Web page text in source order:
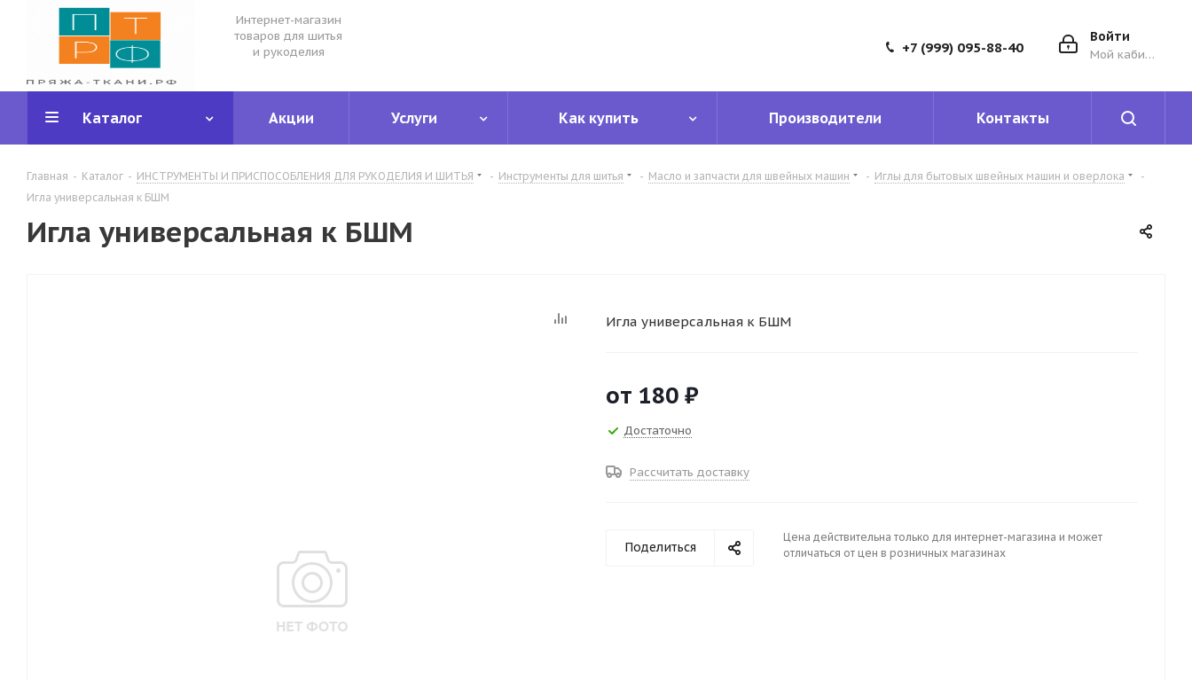
Интернет-магазин
товаров для шитья
и рукоделия
Войти
Мой кабинет
+7 (999) 095-88-40
Каталог Акции Услуги Как купить Производители Контакты
Главная - Каталог - ИНСТРУМЕНТЫ И ПРИСПОСОБЛЕНИЯ ДЛЯ РУКОДЕЛИЯ И ШИТЬЯ - Инструменты для шитья - Масло и запчасти для швейных машин - Иглы для бытовых швейных машин и оверлока
-
Игла универсальная к БШМ
Игла универсальная к БШМ
Игла универсальная к БШМ
от 180 ₽
Достаточно
Рассчитать доставку
Поделиться
Цена действительна только для интернет-магазина и может
отличаться от цен в розничных магазинах